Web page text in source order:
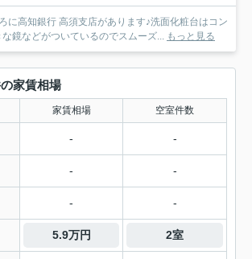
に高知銀行 高須支店があります♪洗面化粧台はコン
鏡などがついているのでスムーズ...
もっと見る
家賃相場
家賃相場 空室件数
- -
- -
- -
5.9万円 2室